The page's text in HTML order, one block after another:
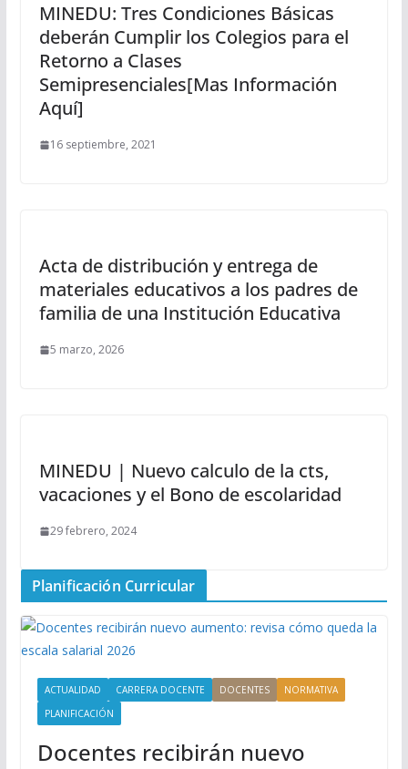
MINEDU: Tres Condiciones Básicas
deberán Cumplir los Colegios para el
Retorno a Clases
Semipresenciales[Mas Información
Aquí]
16 septiembre, 2021
Acta de distribución y entrega de
materiales educativos a los padres de
familia de una Institución Educativa
5 marzo, 2026
MINEDU | Nuevo calculo de la cts,
vacaciones y el Bono de escolaridad
29 febrero, 2024
Planificación Curricular
ACTUALIDAD CARRERA DOCENTE DOCENTES
NORMATIVA
PLANIFICACIÓN
Docentes recibirán nuevo